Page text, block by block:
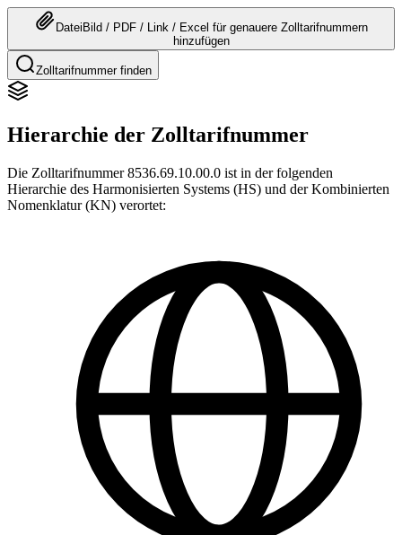
Datei Bild / PDF / Link / Excel für genauere Zolltarifnummern
hinzufügen
Zolltarifnummer finden
Hierarchie der Zolltarifnummer
Die Zolltarifnummer 8536.69.10.00.0 ist in der folgenden
Hierarchie des Harmonisierten Systems (HS) und der Kombinierten
Nomenklatur (KN) verortet: